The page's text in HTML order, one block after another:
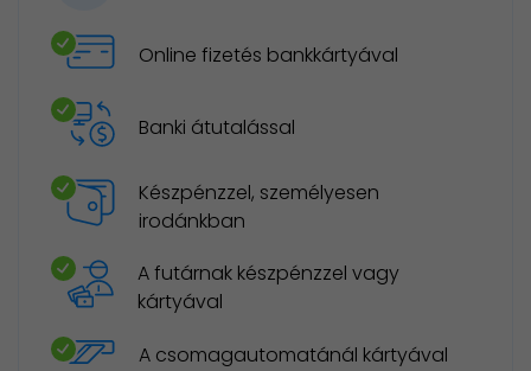
Online fizetés bankkártyával
Banki átutalással
Készpénzzel, személyesen
irodánkban
A futárnak készpénzzel vagy
kártyával
A csomagautomatánál kártyával